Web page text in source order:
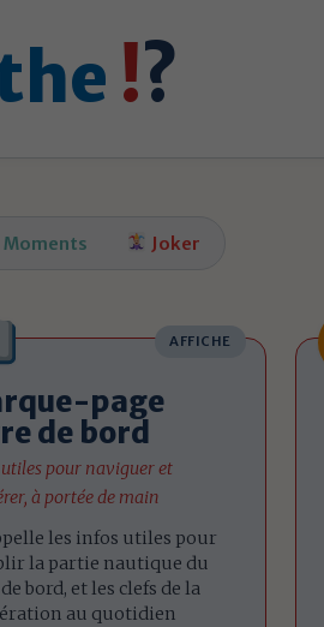
!?
Moments Joker
AFFICHE
page
de bord
pour naviguer et
à portée de main
les infos utiles pour
la partie nautique du
bord, et les clefs de la
au quotidien